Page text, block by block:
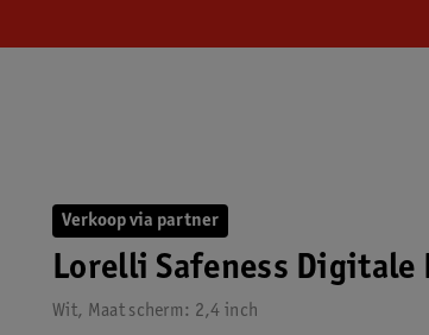
Verkoop via partner
Lorelli Safeness Digitale
Wit, Maat scherm: 2,4 inch